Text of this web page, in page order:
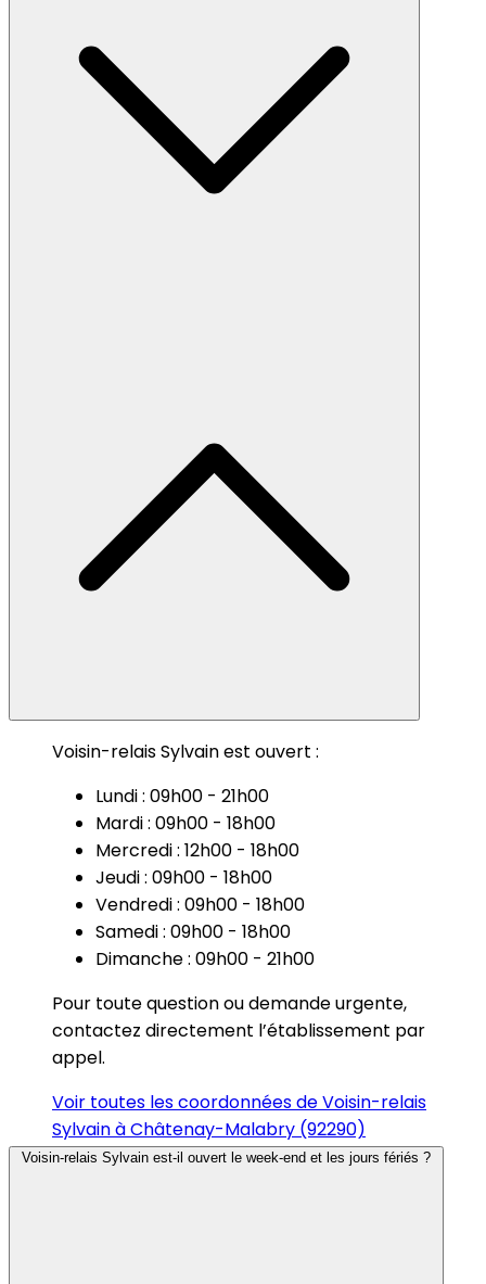
Voisin-relais Sylvain est ouvert :
Lundi : 09h00 - 21h00
Mardi : 09h00 - 18h00
Mercredi : 12h00 - 18h00
Jeudi : 09h00 - 18h00
Vendredi : 09h00 - 18h00
Samedi : 09h00 - 18h00
Dimanche : 09h00 - 21h00
Pour toute question ou demande urgente,
contactez directement l’établissement par
appel.
Voir toutes les coordonnées de Voisin-relais
Sylvain à Châtenay-Malabry (92290)
Voisin-relais Sylvain est-il ouvert le week-end et les jours fériés ?